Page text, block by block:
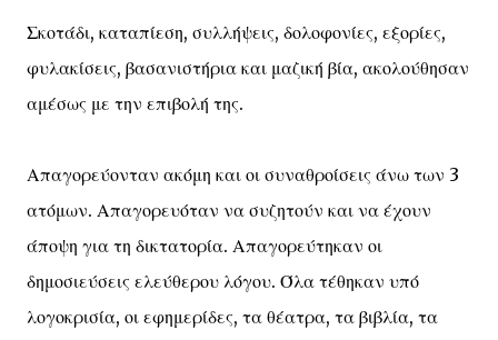
Σκοτάδι, καταπίεση, συλλήψεις, δολοφονίες, εξορίες,
φυλακίσεις, βασανιστήρια και μαζική βία, ακολούθησαν
αμέσως με την επιβολή της.
Απαγορεύονταν ακόμη και οι συναθροίσεις άνω των 3
ατόμων. Απαγορευόταν να συζητούν και να έχουν
άποψη για τη δικτατορία. Απαγορεύτηκαν οι
δημοσιεύσεις ελεύθερου λόγου. Όλα τέθηκαν υπό
λογοκρισία, οι εφημερίδες, τα θέατρα, τα βιβλία, τα